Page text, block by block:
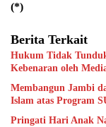
(*)
Berita Terkait
Hukum Tidak
Kebenaran oleh
Membangun Jambi
Islam atas Program
Pringati Hari Anak